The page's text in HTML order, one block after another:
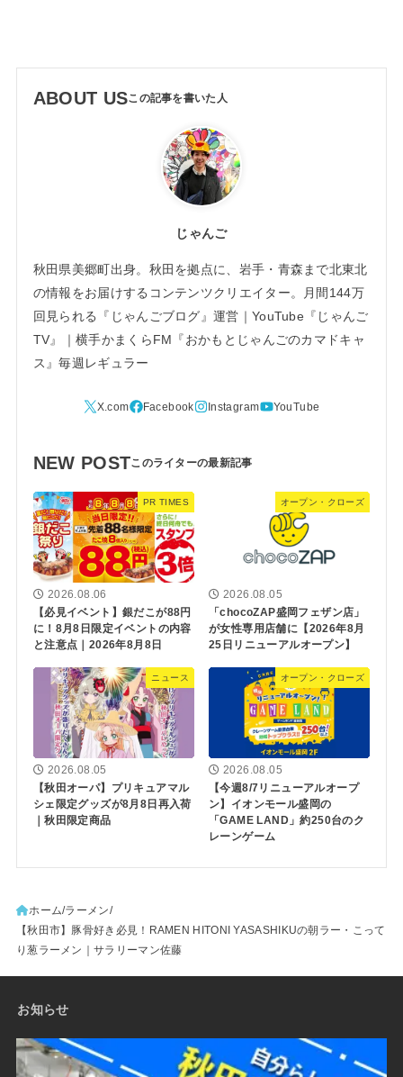
ABOUT US
じゃんご
秋田県美郷町出身。秋田を拠点に、岩手・青森まで北東北
の情報をお届けするコンテンツクリエイター。月間144万
回見られる『じゃんごブログ』運営｜YouTube『じゃんご
TV』｜横手かまくらFM『おかもとじゃんごのカマドキャ
ス』毎週レギュラー
NEW POST
PR TIMES
2026.08.06
【必見イベント】銀だこが88円
に！8月8日限定イベントの内容
と注意点｜2026年8月8日
オープン・クローズ
2026.08.05
「chocoZAP盛岡フェザン店」
が女性専用店舗に【2026年8月
25日リニューアルオープン】
ニュース
2026.08.05
【秋田オーパ】プリキュアマル
シェ限定グッズが8月8日再入荷
｜秋田限定商品
オープン・クローズ
2026.08.05
【今週8/7リニューアルオープ
ン】イオンモール盛岡の
「GAME LAND」約250台のク
レーンゲーム
ホーム ラーメン
【秋田市】豚骨好き必見！RAMEN HITONI YASASHIKUの朝ラー・こって
り葱ラーメン｜サラリーマン佐藤
お知らせ